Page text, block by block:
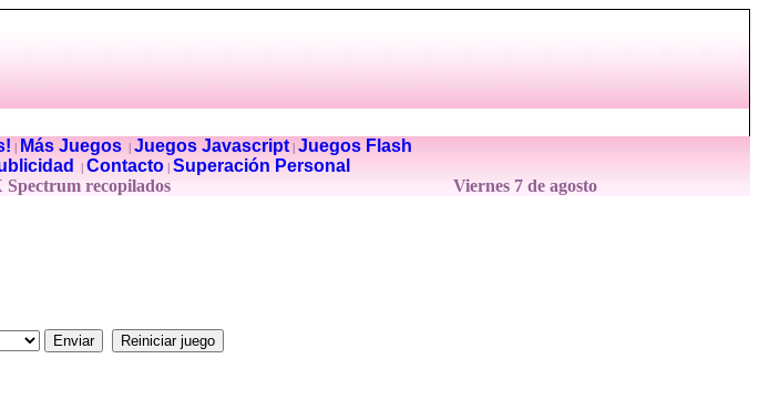
Más Juegos| Juegos Javascript| Juegos Flash
Contacto Superación Personal
Spectrum recopilados Viernes 7 de agosto